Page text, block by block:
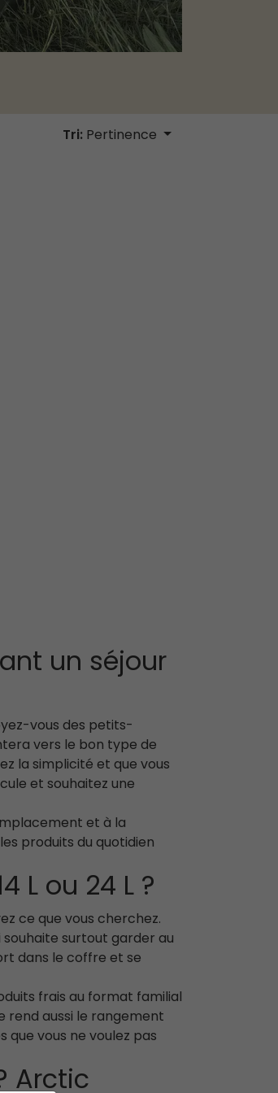
Tri: Pertinence
un séjour
vous des petits-
vers le bon type de
la simplicité et que vous
et souhaitez une
et à la
produits du quotidien
L ou 24 L ?
ce que vous cherchez.
surtout garder au
dans le coffre et se
frais au format familial
rend aussi le rangement
que vous ne voulez pas
Arctic